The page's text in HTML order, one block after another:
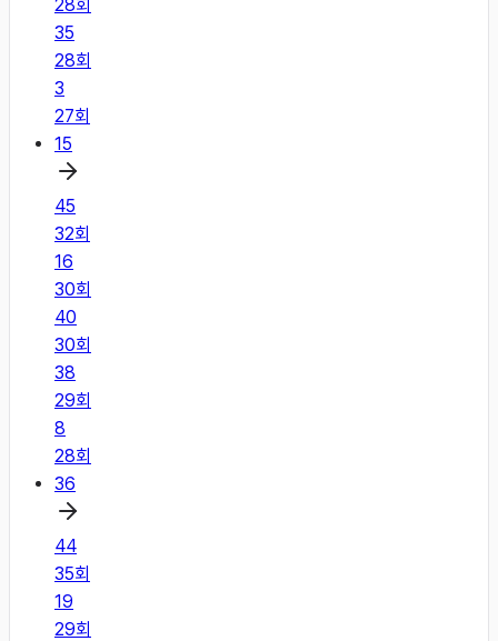
28회
35
28회
3
27회
15
45
32회
16
30회
40
30회
38
29회
8
28회
36
44
35회
19
29회